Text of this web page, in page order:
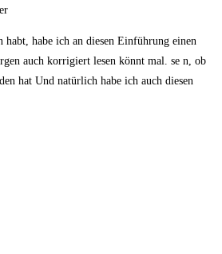
habt, habe ich an diesen Einführung einen
auch korrigiert lesen könnt mal. se n, ob
hat Und natürlich habe ich auch diesen